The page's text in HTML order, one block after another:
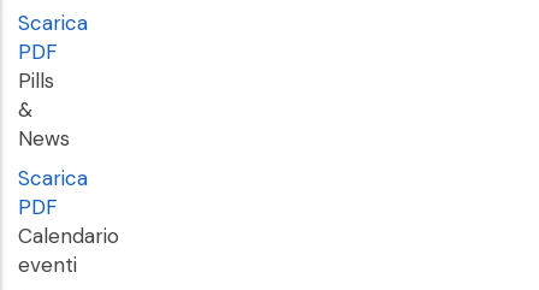
Scarica
PDF
Pills
&
News
Scarica
PDF
Calendario
eventi